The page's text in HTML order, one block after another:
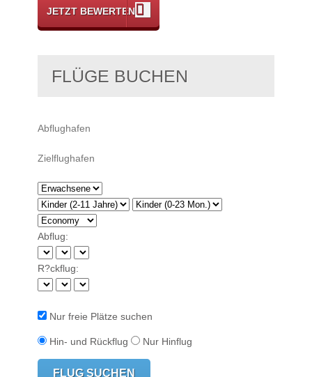
JETZT BEWERTEN
FLÜGE BUCHEN
Abflug:
R?ckflug:
Nur freie Plätze suchen
Hin- und Rückflug Nur Hinflug